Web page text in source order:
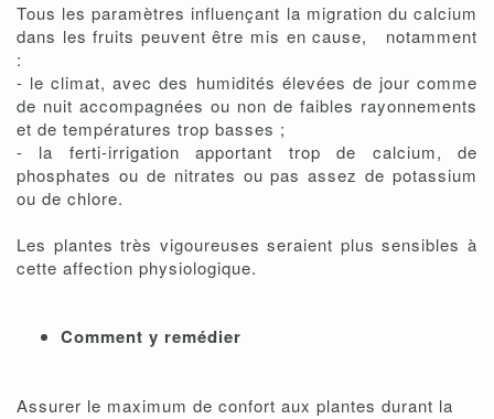
Tous les paramètres influençant la migration du calcium
dans les fruits peuvent être mis en cause, notamment
:
- le climat, avec des humidités élevées de jour comme
de nuit accompagnées ou non de faibles rayonnements
et de températures trop basses ;
- la ferti-irrigation apportant trop de calcium, de
phosphates ou de nitrates ou pas assez de potassium
ou de chlore.
Les plantes très vigoureuses seraient plus sensibles à
cette affection physiologique.
Comment y remédier
Assurer le maximum de confort aux plantes durant la